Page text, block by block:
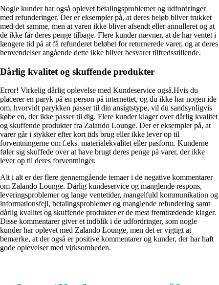
Nogle kunder har også oplevet betalingsproblemer og udfordringer
med refunderinger. Der er eksempler på, at deres beløb bliver trukket
med det samme, men at varen ikke bliver afsendt eller annulleret og at
de ikke får deres penge tilbage. Flere kunder nævner, at de har ventet i
længere tid på at få refunderet beløbet for returnerede varer, og at deres
henvendelser angående dette ikke bliver besvaret tilfredsstillende.
Dårlig kvalitet og skuffende produkter
Error! Virkelig dårlig oplevelse med Kundeservice også.Hvis du
placerer en paryk på en person på internettet, og du ikke har nogen ide
om, hvorvidt parykken passer til din ansigtstype, vil du sandsynligvis
købe en, der ikke passer til dig. Flere kunder klager over dårlig kvalitet
og skuffende produkter fra Zalando Lounge. Der er eksempler på, at
varer går i stykker efter kort tids brug eller ikke lever op til
forventningerne om f.eks. materialekvalitet eller pasform. Kunderne
føler sig skuffede over at have brugt deres penge på varer, der ikke
lever op til deres forventninger.
Alt i alt er der flere gennemgående temaer i de negative kommentarer
om Zalando Lounge. Dårlig kundeservice og manglende respons,
leveringsproblemer og lange ventetider, mangelfuld kommunikation og
informationsfejl, betalingsproblemer og manglende refundering samt
dårlig kvalitet og skuffende produkter er de mest fremtrædende klager.
Disse kommentarer giver et indblik i de udfordringer, som nogle
kunder har oplevet med Zalando Lounge, men det er vigtigt at
bemærke, at der også er positive kommentarer og kunder, der har haft
gode oplevelser med virksomheden.